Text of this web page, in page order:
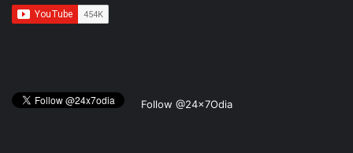
Follow @24x7Odia